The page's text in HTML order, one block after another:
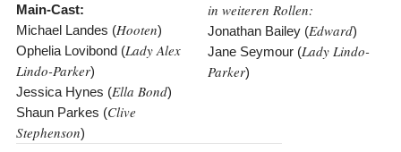
Main-Cast:
Michael Landes (Hooten)
Ophelia Lovibond (Lady Alex
Lindo-Parker)
Jessica Hynes (Ella Bond)
Shaun Parkes (Clive
Stephenson)
in weiteren Rollen:
Jonathan Bailey (Edward)
Jane Seymour (Lady Lindo-
Parker)